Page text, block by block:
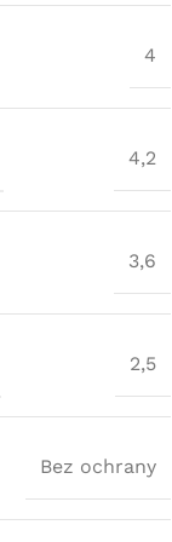
4
4,2
3,6
2,5
Bez ochrany